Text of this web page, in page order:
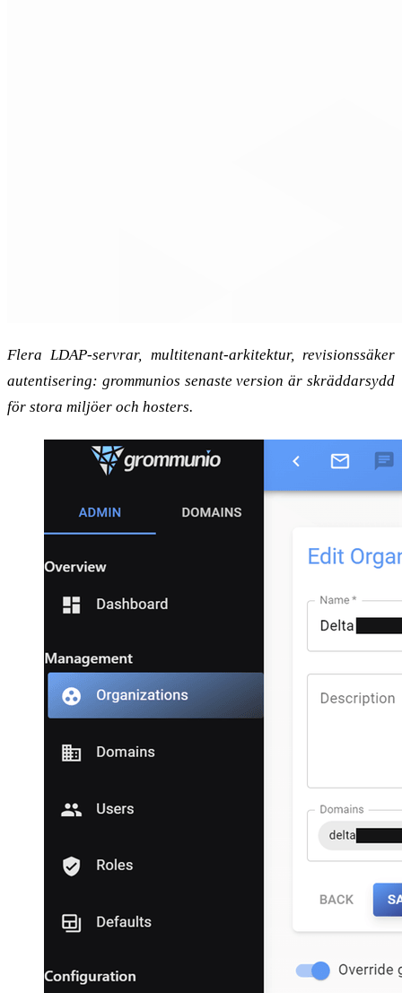
Flera LDAP-servrar, multitenant-arkitektur, revisionssäker
autentisering: grommunios senaste version är skräddarsydd
för stora miljöer och hosters.